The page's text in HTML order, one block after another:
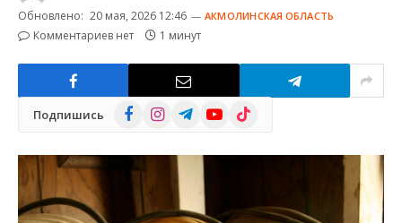
Обновлено: 20 мая, 2026 12:46 АКМОЛИНСКАЯ ОБЛАСТЬ
Комментариев нет 1 минут
Подпишись FacebookInstagramTelegramYouTube
TikTok